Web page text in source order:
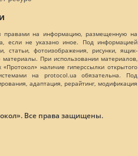
правами на информацию, размещенную на
если не указано иное. Под информацией
статьи, фотоизображения, рисунки, ящик-
материалы. При использовании материалов,
наличие гиперссылки открытого
на protocol.ua обязательна. Под
адаптация, рерайтинг, модификация
Все права защищены.